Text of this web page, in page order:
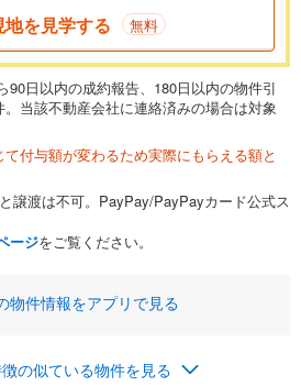
借り入れ可能です。多くの金融機関
でを条件としています。
万円
1億2,980万円
かけられる金額を入力してくださ
の2割までが目安です。
万円
）を入力してください。
地を見学する 無料
90日以内の成約報告、180日以内の物件引
当該不動産会社に連絡済みの場合は対象
付与額が変わるため実際にもらえる額と
譲渡は不可。PayPay/PayPayカード公式ス
ージをご覧ください。
物件情報をアプリで見る
の似ている物件を見る